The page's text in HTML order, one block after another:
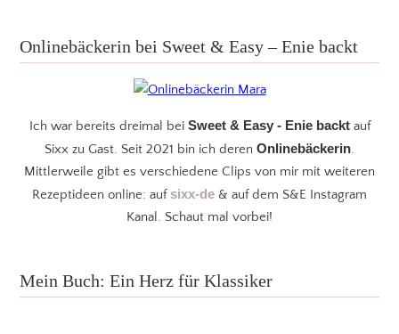
Onlinebäckerin bei Sweet & Easy – Enie backt
Ich war bereits dreimal bei Sweet & Easy - Enie backtauf
Sixx zu Gast. Seit 2021 bin ich deren Onlinebäckerin.
Mittlerweile gibt es verschiedene Clips von mir mit weiteren
Rezeptideen online: auf sixx-de & auf dem S&E Instagram
Kanal. Schaut mal vorbei!
Mein Buch: Ein Herz für Klassiker